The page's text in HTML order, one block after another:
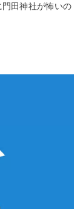
田神社が怖いの